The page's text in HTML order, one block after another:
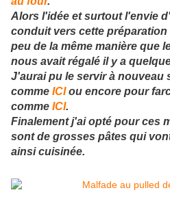
Alors l'idée et surtout l'envie
conduit vers cette
peu de la même manière que
nous avait régalé il y a
J'aurai pu le servir à nouveau
comme ICIou encore pour
comme ICI.
Finalement j'ai opté pour ces
sont de grosses pâtes qui
ainsi cuisinée.